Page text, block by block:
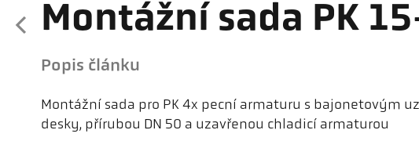
Montážní sada PK
Popis článku
Montážní sada pro PK 4x pecní armaturu s bajonetovým
desky, přírubou DN 50 a uzavřenou chladicí armaturou